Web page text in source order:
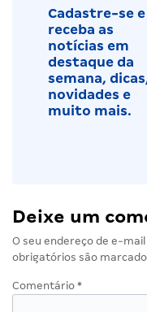
Cadastre-se e
receba as
notícias em
destaque da
semana,
novidades e
muito mais.
Deixe um
O seu endereço de e-
obrigatórios são
Comentário *